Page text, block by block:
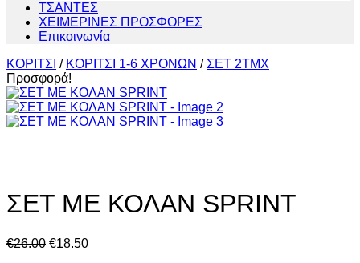
ΤΣΑΝΤΕΣ
ΧΕΙΜΕΡΙΝΕΣ ΠΡΟΣΦΟΡΕΣ
Επικοινωνία
ΚΟΡΙΤΣΙ / ΚΟΡΙΤΣΙ 1-6 ΧΡΟΝΩΝ / ΣΕΤ 2ΤΜΧ
Προσφορά!
ΣΕΤ ΜΕ ΚΟΛΑΝ SPRINT
€26.00 Original
€18.50Η